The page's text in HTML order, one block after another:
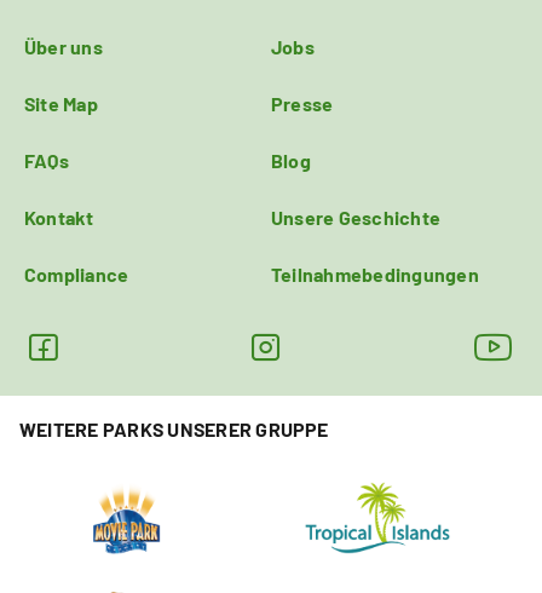
Über uns Jobs
Site Map Presse
FAQs Blog
Kontakt Unsere Geschichte
Compliance Teilnahmebedingungen
WEITERE PARKS UNSERER GRUPPE